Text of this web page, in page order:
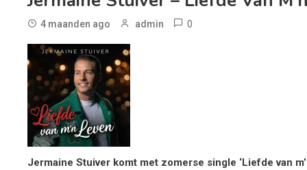
4 maanden ago admin 0
Jermaine Stuiver komt met zomerse single ‘Liefde van